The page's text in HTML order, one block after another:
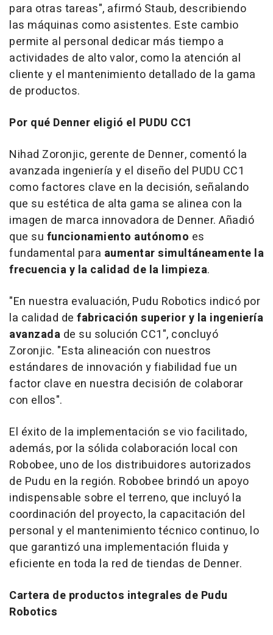
para otras tareas", afirmó Staub, describiendo
las máquinas como asistentes. Este cambio
permite al personal dedicar más tiempo a
actividades de alto valor, como la atención al
cliente y el mantenimiento detallado de la gama
de productos.
Por qué Denner eligió el PUDU CC1
Nihad Zoronjic, gerente de Denner, comentó la
avanzada ingeniería y el diseño del PUDU CC1
como factores clave en la decisión, señalando
que su estética de alta gama se alinea con la
imagen de marca innovadora de Denner. Añadió
que su funcionamiento autónomo es
fundamental para aumentar simultáneamente la
frecuencia y la calidad de la limpieza.
"En nuestra evaluación, Pudu Robotics indicó por
la calidad de fabricación superior y la ingeniería
avanzada de su solución CC1", concluyó
Zoronjic. "Esta alineación con nuestros
estándares de innovación y fiabilidad fue un
factor clave en nuestra decisión de colaborar
con ellos".
El éxito de la implementación se vio facilitado,
además, por la sólida colaboración local con
Robobee, uno de los distribuidores autorizados
de Pudu en la región. Robobee brindó un apoyo
indispensable sobre el terreno, que incluyó la
coordinación del proyecto, la capacitación del
personal y el mantenimiento técnico continuo, lo
que garantizó una implementación fluida y
eficiente en toda la red de tiendas de Denner.
Cartera de productos integrales de Pudu
Robotics